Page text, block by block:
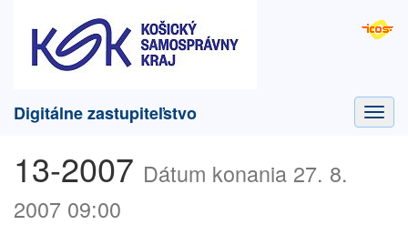
Digitálne zastupiteľstvo
13-2007 Dátum konania 27. 8.
2007 09:00